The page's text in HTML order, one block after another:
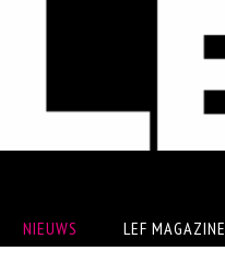
NIEUWS LEF MAGAZINE